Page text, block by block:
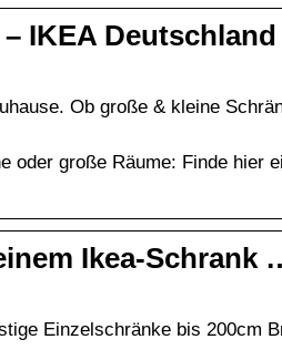
IKEA Deutschland
Ob große & kleine
große Räume: Finde hier
Ikea-Schrank
Einzelschränke bis 200cm